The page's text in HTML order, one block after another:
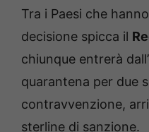
Tra i Paesi che
decisione spicca il
chiunque entrerà
quarantena per due
contravvenzione,
sterline di sanzione.